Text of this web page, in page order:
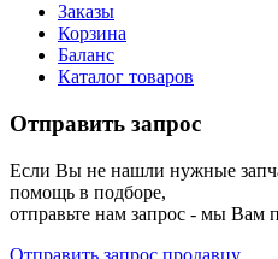
Заказы
Корзина
Баланс
Каталог товаров
Отправить запрос
Если Вы не нашли нужные
помощь в подборе,
отправьте нам запрос - мы Вам
Отправить запрос продавцу